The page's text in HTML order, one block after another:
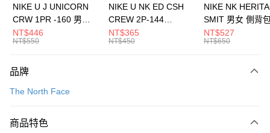
元大商業銀行
台灣樂天信用卡公司
全盈+PAY
AFTEE先享後付
【關於「AFTEE先享後付」】
便利好安心！
３．安心：先確認商品／服務後，再付款。
運送方式
每筆NT$100，滿NT$1,500(含以上)免運費
NIKE U J UNICORN
CRW 1PR -160 男女
中統襪 FZ3393100
NT$446
NT$550
NIKE U NK ED CSH
CREW 2P-144
EMBRDY 男女 短統襪
FZ3073133
NT$365
NT$450
NIKE NK
SMIT 男女 側背
BA5871010
NT$527
NT$650
品牌
The North Face
商品特色